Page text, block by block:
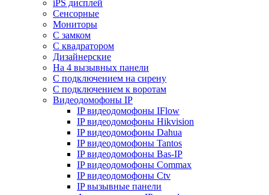
iPS дисплей
Сенсорные
Мониторы
С замком
C квадратором
Дизайнерские
На 4 вызывных панели
С подключением на сирену
С подключением к воротам
Видеодомофоны IP
IP видеодомофоны IFlow
IP видеодомофоны Hikvision
IP видеодомофоны Dahua
IP видеодомофоны Tantos
IP видеодомофоны Bas-IP
IP видеодомофоны Commax
IP видеодомофоны Ctv
IP вызывные панели